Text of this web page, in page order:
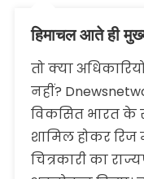
हिमाचल आते ही
तो क्या
नहीं?
विकसित भारत के
शामिल होकर रिज
चित्रकारी का